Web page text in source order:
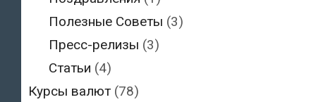
Полезные Советы (3)
Пресс-релизы (3)
Статьи (4)
Курсы валют (78)